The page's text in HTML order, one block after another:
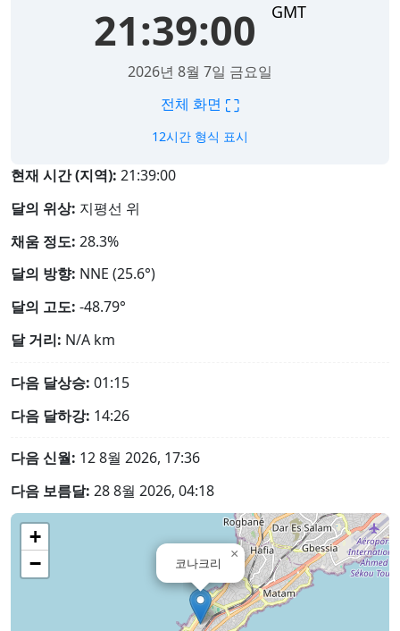
21:39:01 GMT
2026년 8월 7일 금요일
전체 화면 ⛶
12시간 형식 표시
현재 시간 (지역): 21:39:01
달의 위상: 지평선 위
채움 정도: 28.3%
달의 방향: NNE (25.6°)
달의 고도: -48.79°
달 거리: N/A km
다음 달상승: 01:15
다음 달하강: 14:26
다음 신월: 12 8월 2026, 17:36
다음 보름달: 28 8월 2026, 04:18
코나크리
×
+
−